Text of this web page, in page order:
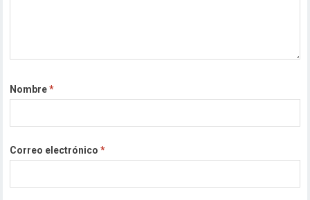
Nombre*
Correo electrónico*